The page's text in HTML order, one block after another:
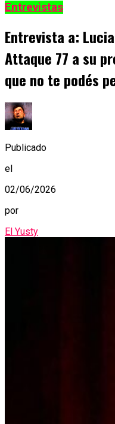
Entrevistas
Entrevista a:
Attaque 77 a su
que no te podés
Publicado
el
02/06/2026
por
El Yusty